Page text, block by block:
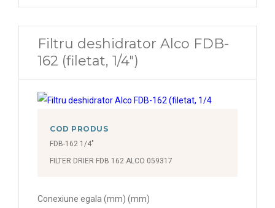
Filtru deshidrator Alco FDB-
162 (filetat, 1/4")
COD PRODUS
FDB-162 1/4"
FILTER DRIER FDB 162 ALCO 059317
Conexiune egala (mm) (mm)